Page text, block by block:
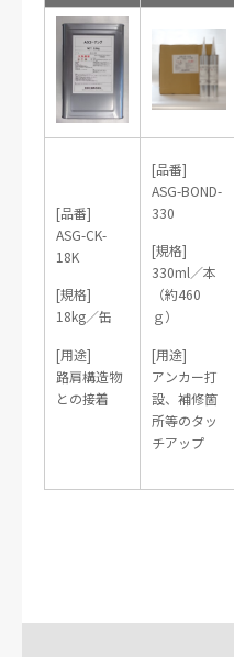
[品番]
ASG-CK-
18K
[規格]
18kg／缶
[用途]
路肩構造物
との接着
[品番]
ASG-BOND-
330
[規格]
330ml／本
（約460
ｇ）
[用途]
アンカー打
設、補修箇
所等のタッ
チアップ